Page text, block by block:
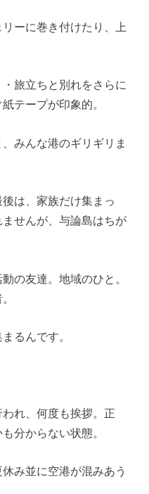
ーに巻き付けたり、上
旅立ちと別れをさらに
テープが印象的。
みんな港のギリギリま
は、家族だけ集まっ
せんが、与論島はちが
の友達。地域のひと。
るんです。
れ、何度も挨拶。正
分からない状態。
み並に空港が混みあう